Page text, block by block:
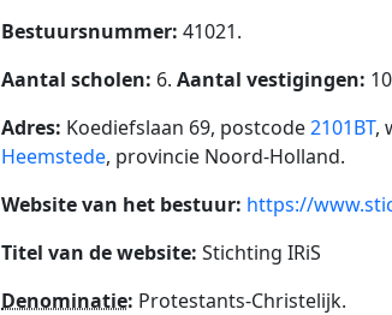
Bestuursnummer: 41021.
Aantal scholen: 6. Aantal vestigingen:
Adres: Koediefslaan 69, postcode2101BT,
Heemstede, provincie Noord-Holland.
Website van het bestuur: https://
Titel van de website: Stichting IRiS
Denominatie: Protestants-Christelijk.